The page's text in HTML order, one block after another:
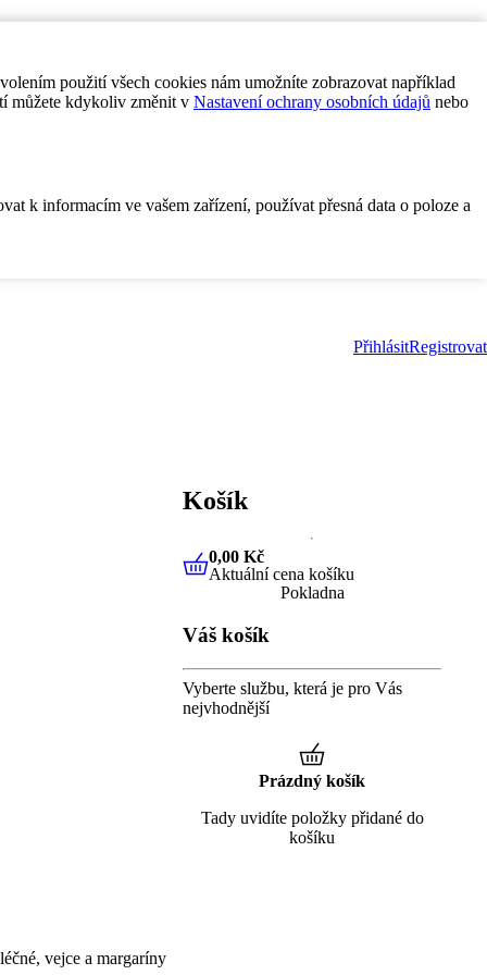
použití všech cookies nám umožníte zobrazovat například
můžete kdykoliv změnit v Nastavení ochrany osobních údajů nebo
k informacím ve vašem zařízení, používat přesná data o poloze a
PřihlásitRegistrovat
vejce a margaríny
Košík
0,00 KčAktuální cena košíku
0,00 Kč
Aktuální cena košíku
Pokladna
Váš košík
Vyberte službu, která je pro Vás
nejvhodnější
Prázdný košík
Tady uvidíte položky přidané do
košíku